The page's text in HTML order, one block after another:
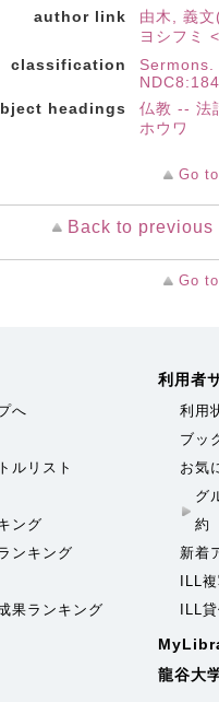
author link
由木, 義
ヨシフミ
classification
Sermons.
NDC8:184
headings
仏教 -- 法
ホウワ
Go
Back to previous
Go
へ
ルリスト
ング
ンキング
果ランキング
利用者
利用
ブッ
お気
グ
約
新着
ILL
ILL
龍谷大